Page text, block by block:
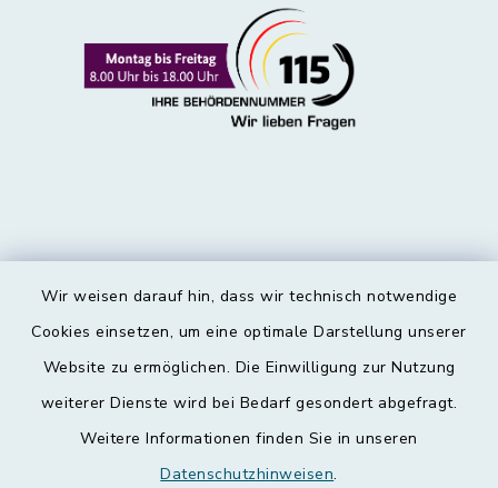
Wir weisen darauf hin, dass wir technisch notwendige
Cookies einsetzen, um eine optimale Darstellung unserer
Website zu ermöglichen. Die Einwilligung zur Nutzung
weiterer Dienste wird bei Bedarf gesondert abgefragt.
Weitere Informationen finden Sie in unseren
Datenschutzhinweisen.
Kontakt
Datenschutz